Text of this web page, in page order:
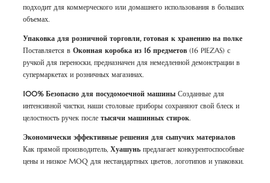
подходит для коммерческого или домашнего использования в больших
объемах.
Упаковка для розничной торговли, готовая к хранению на полке
Поставляется в Оконная коробка из 16 предметов(16 PIEZAS) с
ручкой для переноски, предназначен для немедленной демонстрации в
супермаркетах и розничных магазинах.
100% Безопасно для посудомоечной машиныСозданные для
интенсивной чистки, наши столовые приборы сохраняют свой блеск и
целостность ручек после тысячи машинных стирок.
Экономически эффективные решения для сыпучих материалов
Как прямой производитель, Хуашуньпредлагает конкурентоспособные
цены и низкое MOQ для нестандартных цветов, логотипов и упаковки.